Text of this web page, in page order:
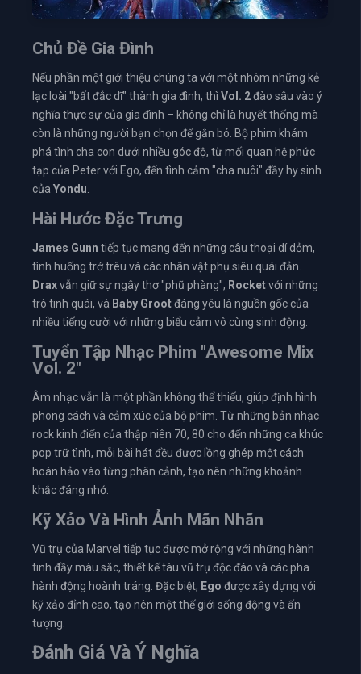
Chủ Đề Gia Đình
Nếu phần một giới thiệu chúng ta với một nhóm những kẻ
lạc loài "bất đắc dĩ" thành gia đình, thì Vol. 2đào sâu vào ý
nghĩa thực sự của gia đình – không chỉ là huyết thống mà
còn là những người bạn chọn để gắn bó. Bộ phim khám
phá tình cha con dưới nhiều góc độ, từ mối quan hệ phức
tạp của Peter với Ego, đến tình cảm "cha nuôi" đầy hy sinh
của Yondu
Hài Hước Đặc Trưng
James Gunn tiếp tục mang đến những câu thoại dí dỏm,
tình huống trớ trêu và các nhân vật phụ siêu quái đản.
Draxvẫn giữ sự ngây thơ "phũ phàng", Rocketvới những
trò tinh quái, và Baby Grootđáng yêu là nguồn gốc của
nhiều tiếng cười với những biểu cảm vô cùng sinh động.
Tuyển Tập Nhạc Phim "Awesome Mix
Vol. 2"
Âm nhạc vẫn là một phần không thể thiếu, giúp định hình
phong cách và cảm xúc của bộ phim. Từ những bản nhạc
rock kinh điển của thập niên 70, 80 cho đến những ca khúc
pop trữ tình, mỗi bài hát đều được lồng ghép một cách
hoàn hảo vào từng phân cảnh, tạo nên những khoảnh
khắc đáng nhớ.
Kỹ Xảo Và Hình Ảnh Mãn Nhãn
Vũ trụ của Marvel tiếp tục được mở rộng với những hành
tinh đầy màu sắc, thiết kế tàu vũ trụ độc đáo và các pha
hành động hoành tráng. Đặc biệt, Ego được xây dựng với
kỹ xảo đỉnh cao, tạo nên một thế giới sống động và ấn
tượng.
Đánh Giá Và Ý Nghĩa